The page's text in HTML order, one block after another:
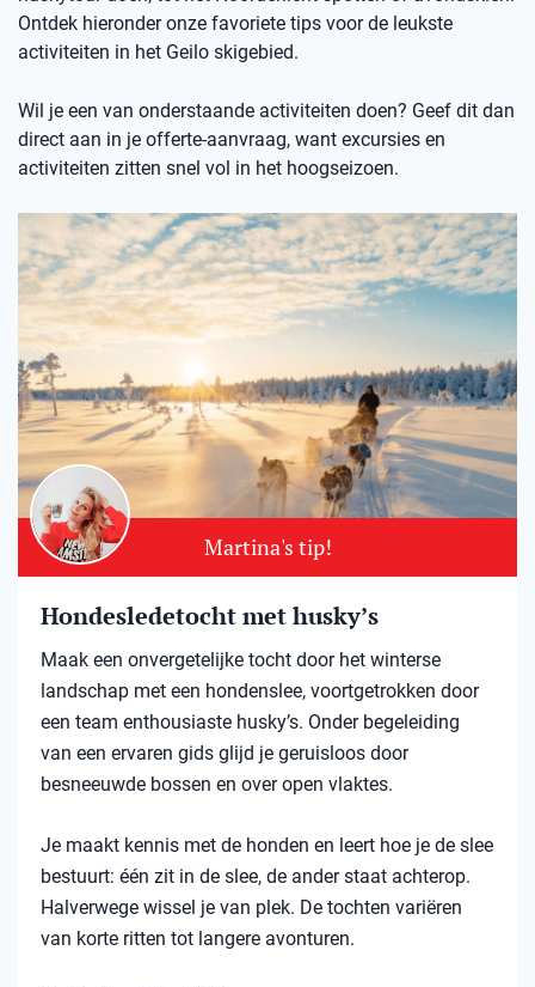
Ontdek hieronder onze favoriete tips voor de leukste
activiteiten in het Geilo skigebied.
Wil je een van onderstaande activiteiten doen? Geef dit dan
direct aan in je offerte-aanvraag, want excursies en
activiteiten zitten snel vol in het hoogseizoen.
Martina's tip!
Hondesledetocht met husky’s
Maak een onvergetelijke tocht door het winterse
landschap met een hondenslee, voortgetrokken door
een team enthousiaste husky’s. Onder begeleiding
van een ervaren gids glijd je geruisloos door
besneeuwde bossen en over open vlaktes.
Je maakt kennis met de honden en leert hoe je de slee
bestuurt: één zit in de slee, de ander staat achterop.
Halverwege wissel je van plek. De tochten variëren
van korte ritten tot langere avonturen.